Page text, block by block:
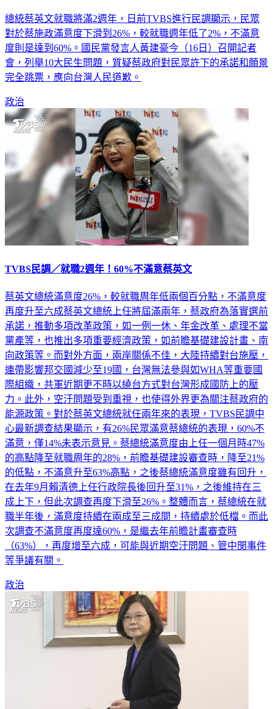
總統蔡英文就職將滿2週年，日前TVBS進行民調顯示，民眾
對於蔡施政滿意度下滑到26%，較就職週年低了2%，不滿意
度則是達到60%。國民黨發言人黃建豪今（16日）召開記者
會，列舉10大民生問題，質疑蔡政府對民眾許下的承諾和願景
政治
蔡英文總統滿意度26%，較就職周年低兩個百分點，不滿意度
再度升至六成蔡英文總統上任將屆滿兩年，蔡政府為落實選前
承諾，推動多項改革政策，如一例一休、年金改革、處理不當
黨產等，也推出多項重要經濟政策，如前瞻基礎建設計畫、南
向政策等。而對外方面，兩岸關係不佳，大陸持續對台施壓，
連帶影響邦交國減少至19國，台灣無法參與如WHA等重要國
際組織，共軍近期更不時以繞台方式對台灣形成國防上的壓
力。此外，空汙問題受到重視，也使得外界更為關注蔡政府的
能源政策。對於蔡英文總統就任兩年來的表現，TVBS民調中
心最新調查結果顯示，有26%民眾滿意蔡總統的表現，60%不
滿意，僅14%未表示意見。蔡總統滿意度由上任一個月時47%
的高點降至就職周年的28%，前瞻基礎建設審查時，降至21%
的低點，不滿意升至63%高點，之後蔡總統滿意度雖有回升，
在去年9月賴清德上任行政院長後回升至31%，之後維持在三
成上下，但此次調查再度下滑至26%。整體而言，蔡總統在就
職半年後，滿意度持續在兩成至三成間，持續處於低檔。而此
次調查不滿意度再度達60%，是繼去年前瞻計畫審查時
（63%），再度增至六成，可能與近期空汙問題、管中閔事件
政治